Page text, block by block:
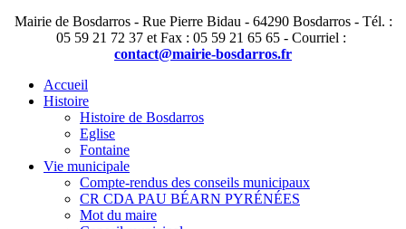
Mairie de Bosdarros - Rue Pierre Bidau - 64290 Bosdarros - Tél. :
05 59 21 72 37 et Fax : 05 59 21 65 65 - Courriel :
contact@mairie-bosdarros.fr
Accueil
Histoire
Histoire de Bosdarros
Eglise
Fontaine
Vie municipale
Compte-rendus des conseils municipaux
CR CDA PAU BÉARN PYRÉNÉES
Mot du maire